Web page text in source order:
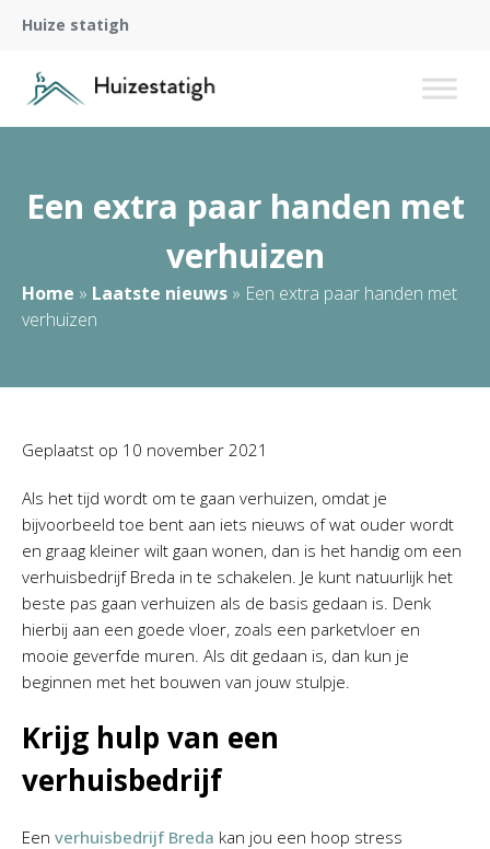
Huize statigh
Een extra paar handen met
verhuizen
Home » Laatste nieuws » Een extra paar handen met
verhuizen
Geplaatst op 10 november 2021
Als het tijd wordt om te gaan verhuizen, omdat je
bijvoorbeeld toe bent aan iets nieuws of wat ouder wordt
en graag kleiner wilt gaan wonen, dan is het handig om een
verhuisbedrijf Breda in te schakelen. Je kunt natuurlijk het
beste pas gaan verhuizen als de basis gedaan is. Denk
hierbij aan een goede vloer, zoals een parketvloer en
mooie geverfde muren. Als dit gedaan is, dan kun je
beginnen met het bouwen van jouw stulpje.
Krijg hulp van een
verhuisbedrijf
Een verhuisbedrijf Breda kan jou een hoop stress